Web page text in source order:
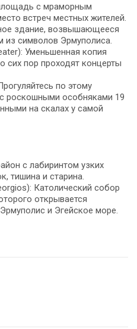
с мраморным
встреч местных жителей.
здание, возвышающееся
из символов Эрмуполиса.
Уменьшенная копия
сих пор проходят концерты
по этому
роскошными особняками 19
на скалах у самой
с лабиринтом узких
тишина и старина.
Католический собор
открывается
и Эгейское море.